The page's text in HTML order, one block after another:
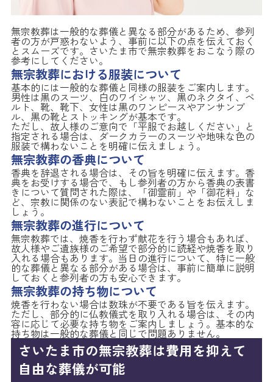
無宗教葬は一般的な葬儀と異なる部分があるため、参列
者の方が戸惑わないよう、事前に以下の点を伝えておく
とスムーズです。さいたま市で無宗教葬をおこなう際の
参考にしてください。
無宗教葬における服装について
基本的には一般的な葬儀と同様の服装をご案内します。
男性は黒のスーツ、白のワイシャツ、黒のネクタイ、ベ
ルト、靴、靴下、女性は黒のワンピースやアンサンブ
ル、黒の靴とストッキングが基本です。
ただし、故人様のご意向で「平服でお越しください」と
指定される場合は、ダークカラーのスーツや地味な色の
服装で構わないことを明確に伝えましょう。
無宗教葬の香典について
香典を辞退される場合は、その旨を明確に伝えます。香
典をお受けする場合で、もし参列者の方から香典の表書
きについて質問された際は、「御霊前」や「御花料」な
ど、宗教に関係のない表記で構わないことをお伝えしま
しょう。
無宗教葬の進行について
無宗教葬では、焼香を行わず献花を行う場合もあれば、
故人様やご遺族様のご希望で部分的に読経や焼香を取り
入れる場合もあります。当日の進行について、特に一般
的な葬儀と異なる部分がある場合は、事前に簡単に説明
しておくと参列者の方も安心できます。
無宗教葬の持ち物について
焼香を行わない場合は数珠が不要である旨を伝えます。
ただし、部分的に仏教儀式を取り入れる場合は、その内
容に応じて必要な持ち物をご案内しましょう。基本的な
持ち物は一般的な葬儀と同じで問題ありません。
さいたま市の無宗教葬は費用を抑えて
自由な葬儀が可能